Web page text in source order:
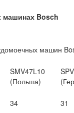
машинах Bosch
машин
SMV47L10
(Польша)
34 31